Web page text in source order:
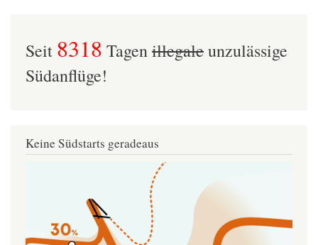
Seit 8318 Tagenillegaleunzulässige
Südanflüge!
Keine Südstarts geradeaus